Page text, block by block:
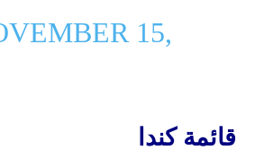
15,
قائمة كندا